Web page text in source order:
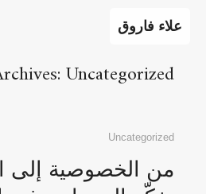
علاء فاروق
Uncategorized
Uncategorized
من الخصوصية إلى